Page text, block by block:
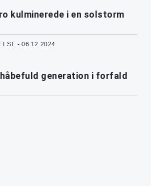
kulminerede i en solstorm
- 06.12.2024
generation i forfald